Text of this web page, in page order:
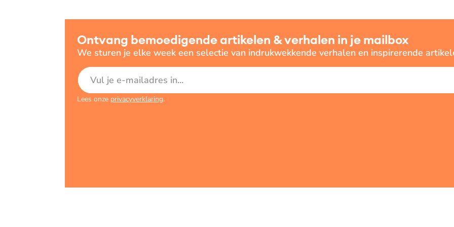
Ontvang bemoedigende artikelen & verhalen in je mailbox
We sturen je elke week een selectie van indrukwekkende verhalen en inspirerende
E-mailadres
Lees onze privacyverklaring.